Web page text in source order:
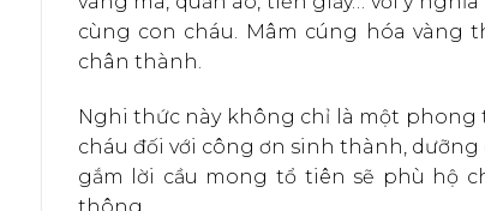
cùng con cháu. Mâm cúng hóa vàng
chân thành.
Nghi thức này không chỉ là một phong
cháu đối với công ơn sinh thành,
gắm lời cầu mong tổ tiên sẽ phù hộ